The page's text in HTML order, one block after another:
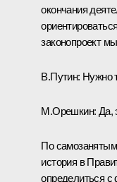
окончания
законопроект
В.Путин: Нужно
М.Орешкин: Да,
По
история в
определиться